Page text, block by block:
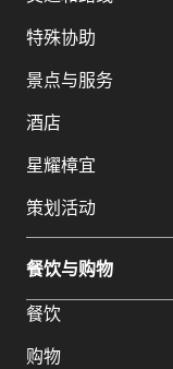
特殊协助
景点与服务
酒店
星耀樟宜
策划活动
餐饮与购物
餐饮
购物